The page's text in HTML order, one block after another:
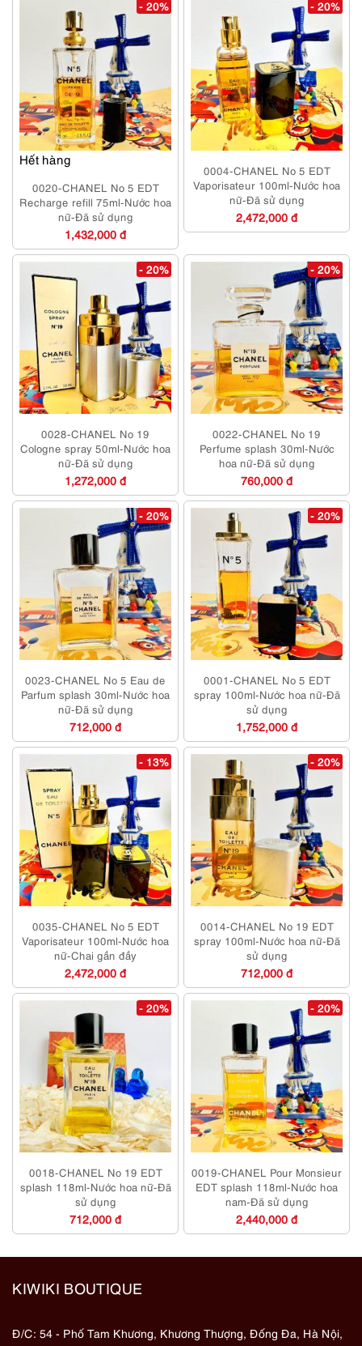
Hết hàng
- 20%
0020-CHANEL No 5 EDT
Recharge refill 75ml-Nước hoa
nữ-Đã sử dụng
1,432,000 đ
- 20%
0004-CHANEL No 5 EDT
Vaporisateur 100ml-Nước hoa
nữ-Đã sử dụng
2,472,000 đ
- 20%
0028-CHANEL No 19
Cologne spray 50ml-Nước hoa
nữ-Đã sử dụng
1,272,000 đ
- 20%
0022-CHANEL No 19
Perfume splash 30ml-Nước
hoa nữ-Đã sử dụng
760,000 đ
- 20%
0023-CHANEL No 5 Eau de
Parfum splash 30ml-Nước hoa
nữ-Đã sử dụng
712,000 đ
- 20%
0001-CHANEL No 5 EDT
spray 100ml-Nước hoa nữ-Đã
sử dụng
1,752,000 đ
- 13%
0035-CHANEL No 5 EDT
Vaporisateur 100ml-Nước hoa
nữ-Chai gần đầy
2,472,000 đ
- 20%
0014-CHANEL No 19 EDT
spray 100ml-Nước hoa nữ-Đã
sử dụng
712,000 đ
- 20%
0018-CHANEL No 19 EDT
splash 118ml-Nước hoa nữ-Đã
sử dụng
712,000 đ
- 20%
0019-CHANEL Pour Monsieur
EDT splash 118ml-Nước hoa
nam-Đã sử dụng
2,440,000 đ
KIWIKI BOUTIQUE
Đ/C: 54 - Phố Tam Khương, Khương Thượng, Đống Đa, Hà Nội,